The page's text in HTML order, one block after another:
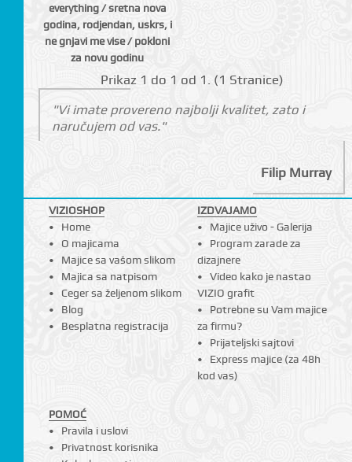
everything / sretna nova
godina, rodjendan, uskrs, i
ne gnjavi me vise / pokloni
za novu godinu
Prikаz 1 do 1 оd 1. (1 Strаnicе)
"Vi imate provereno najbolji kvalitet, zato i
naručujem od vas."
Filip Murray
VIZIOSHOP
Home
O majicama
Majice sa vašom slikom
Majica sa natpisom
Ceger sa željenom slikom
Blog
Besplatna registracija
IZDVAJAMO
Majice uživo - Galerija
Program zarade za
dizajnere
Video kako je nastao
VIZIO grafit
Potrebne su Vam majice
za firmu?
Prijateljski sajtovi
Express majice (za 48h
kod vas)
POMOĆ
Pravila i uslovi
Privatnost korisnika